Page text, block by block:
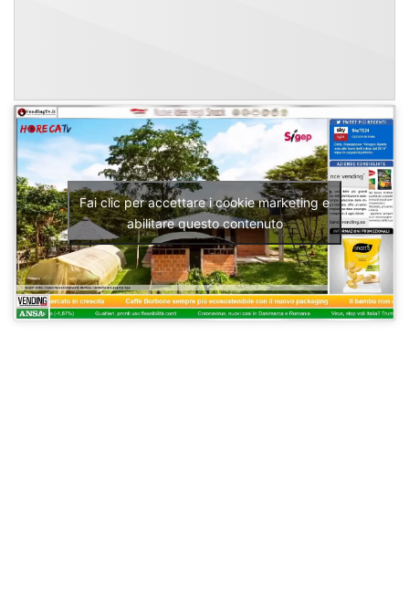
Fai clic per accettare i cookie marketing e
abilitare questo contenuto